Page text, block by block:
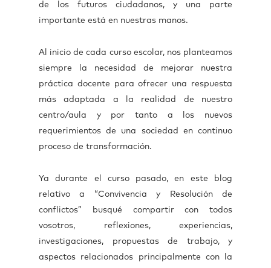
de los futuros ciudadanos, y una parte
importante está en nuestras manos.
Al inicio de cada curso escolar, nos planteamos
siempre la necesidad de mejorar nuestra
práctica docente para ofrecer una respuesta
más adaptada a la realidad de nuestro
centro/aula y por tanto a los nuevos
requerimientos de una sociedad en continuo
proceso de transformación.
Ya durante el curso pasado, en este blog
relativo a “Convivencia y Resolución de
conflictos” busqué compartir con todos
vosotros, reflexiones, experiencias,
investigaciones, propuestas de trabajo, y
aspectos relacionados principalmente con la